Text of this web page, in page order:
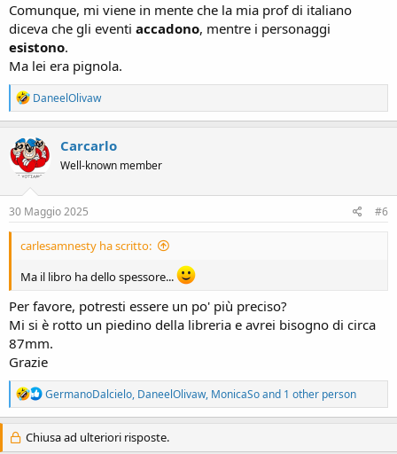
Comunque, mi viene in mente che la mia prof di italiano
diceva che gli eventi accadono, mentre i personaggi
esistono.
Ma lei era pignola.
R
e
a
c
t
i
o
n
s
DaneelOlivaw
Carcarlo
Well-known member
30 Maggio 2025 #6
carlesamnesty ha scritto:
Ma il libro ha dello spessore...
Per favore, potresti essere un po' più preciso?
Mi si è rotto un piedino della libreria e avrei bisogno di circa
87mm.
Grazie
R
e
a
c
t
GermanoDalcielo, DaneelOlivaw, MonicaSoand 1 other person
Chiusa ad ulteriori risposte.